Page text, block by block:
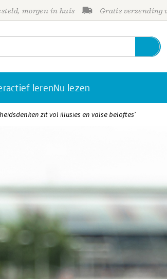
morgen in huis Gratis verzending
lerenNu lezen
zit vol illusies en valse beloftes’